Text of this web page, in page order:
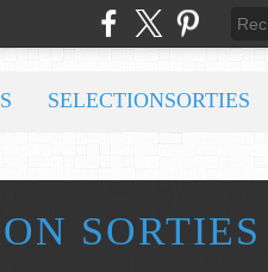
SORTIES
SELECTIONSORTIES